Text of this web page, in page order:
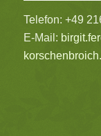
Telefon: +49
E-Mail: